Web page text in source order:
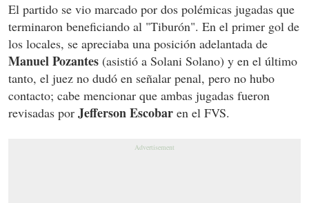
El partido se vio marcado por dos polémicas jugadas que
terminaron beneficiando al "Tiburón". En el primer gol de
los locales, se apreciaba una posición adelantada de
Manuel Pozantes (asistió a Solani Solano) y en el último
tanto, el juez no dudó en señalar penal, pero no hubo
contacto; cabe mencionar que ambas jugadas fueron
revisadas por Jefferson Escobar en el FVS.